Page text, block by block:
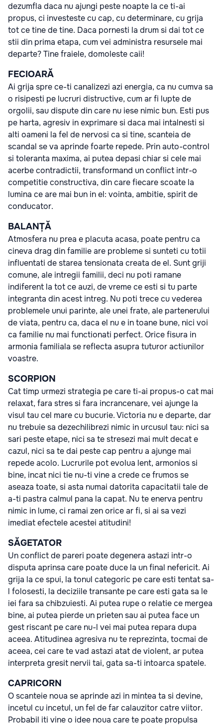
dezumfla daca nu ajungi peste noapte la ce ti-ai
propus, ci investeste cu cap, cu determinare, cu grija
tot ce tine de tine. Daca pornesti la drum si dai tot ce
stii din prima etapa, cum vei administra resursele mai
departe? Tine fraiele, domoleste caii!
FECIOARĂ
Ai grija spre ce-ti canalizezi azi energia, ca nu cumva sa
o risipesti pe lucruri distructive, cum ar fi lupte de
orgolii, sau dispute din care nu iese nimic bun. Esti pus
pe harta, agresiv in exprimare si daca mai intalnesti si
alti oameni la fel de nervosi ca si tine, scanteia de
scandal se va aprinde foarte repede. Prin auto-control
si toleranta maxima, ai putea depasi chiar si cele mai
acerbe contradictii, transformand un conflict intr-o
competitie constructiva, din care fiecare scoate la
lumina ce are mai bun in el: vointa, ambitie, spirit de
conducator.
BALANȚĂ
Atmosfera nu prea e placuta acasa, poate pentru ca
cineva drag din familie are probleme si sunteti cu totii
influentati de starea tensionata creata de el. Sunt griji
comune, ale intregii familii, deci nu poti ramane
indiferent la tot ce auzi, de vreme ce esti si tu parte
integranta din acest intreg. Nu poti trece cu vederea
problemele unui parinte, ale unei frate, ale partenerului
de viata, pentru ca, daca el nu e in toane bune, nici voi
ca familie nu mai functionati perfect. Orice fisura in
armonia familiala se reflecta asupra tuturor actiunilor
voastre.
SCORPION
Cat timp urmezi strategia pe care ti-ai propus-o cat mai
relaxat, fara stres si fara incrancenare, vei ajunge la
visul tau cel mare cu bucurie. Victoria nu e departe, dar
nu trebuie sa dezechilibrezi nimic in urcusul tau: nici sa
sari peste etape, nici sa te stresezi mai mult decat e
cazul, nici sa te dai peste cap pentru a ajunge mai
repede acolo. Lucrurile pot evolua lent, armonios si
bine, incat nici tie nu-ti vine a crede ce frumos se
aseaza toate, si asta numai datorita capacitatii tale de
a-ti pastra calmul pana la capat. Nu te enerva pentru
nimic in lume, ci ramai zen orice ar fi, si ai sa vezi
imediat efectele acestei atitudini!
SĂGETATOR
Un conflict de pareri poate degenera astazi intr-o
disputa aprinsa care poate duce la un final nefericit. Ai
grija la ce spui, la tonul categoric pe care esti tentat sa-
l folosesti, la deciziile transante pe care esti gata sa le
iei fara sa chibzuiesti. Ai putea rupe o relatie ce mergea
bine, ai putea pierde un prieten sau ai putea face un
gest riscant pe care nu-l vei mai putea repara dupa
aceea. Atitudinea agresiva nu te reprezinta, tocmai de
aceea, cei care te vad astazi atat de violent, ar putea
interpreta gresit nervii tai, gata sa-ti intoarca spatele.
CAPRICORN
O scanteie noua se aprinde azi in mintea ta si devine,
incetul cu incetul, un fel de far calauzitor catre viitor.
Probabil iti vine o idee noua care te poate propulsa